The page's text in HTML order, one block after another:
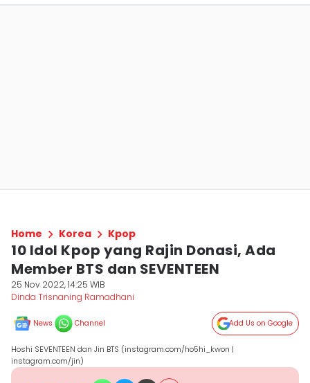
Home Korea Kpop
10 Idol Kpop yang Rajin Donasi, Ada
Member BTS dan SEVENTEEN
25 Nov 2022, 14:25 WIB
Dinda Trisnaning Ramadhani
News Channel Add Us on Google
Hoshi SEVENTEEN dan Jin BTS (instagram.com/ho5hi_kwon |
instagram.com/jin)